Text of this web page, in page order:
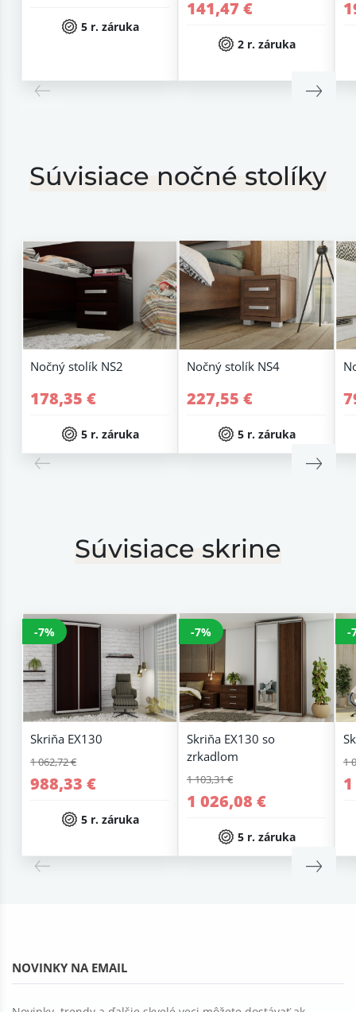
5 r. záruka
141,47 €
2 r. záruka
Súvisiace nočné stolíky
Nočný stolík NS2
178,35 €
5 r. záruka
Nočný stolík NS4
227,55 €
5 r. záruka
Súvisiace skrine
-7%
Skriňa EX130
1 062,72 €
988,33 €
5 r. záruka
-7%
Skriňa EX130 so
zrkadlom
1 103,31 €
1 026,08 €
5 r. záruka
-
1
NOVINKY NA EMAIL